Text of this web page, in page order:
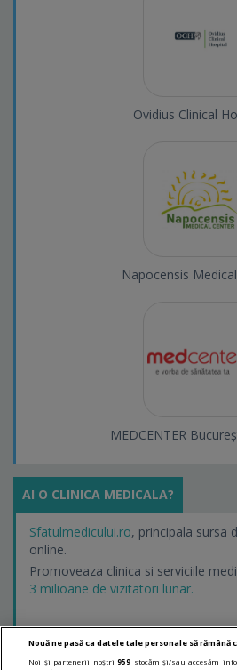
Ovidius Clinical
Napocensis
MEDCENTER
AI O CLINICA MEDICALA?
Sfatulmedicului.ro, principala sursa
online.
Promoveaza clinica si serviciile
3 milioane de vizitatori lunar.
Nouă ne pasă ca datele tale personale să rămână
Noi și partenerii noștri959 stocăm și/sau accesăm